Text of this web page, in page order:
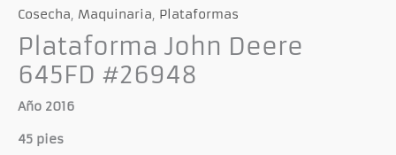
Cosecha, Maquinaria, Plataformas
Plataforma John Deere
645FD #26948
Año 2016
45 pies